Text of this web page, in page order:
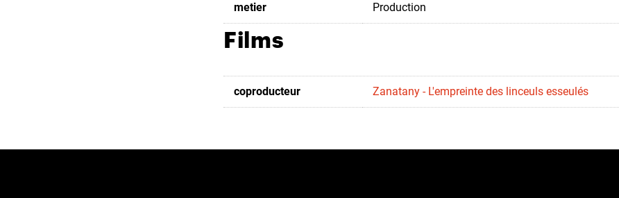
metier Production
Films
coproducteur Zanatany - L'empreinte des linceuls esseulés